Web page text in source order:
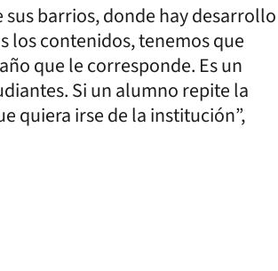
sus barrios, donde hay desarrollo
los contenidos, tenemos que
que le corresponde. Es un
Si un alumno repite la
quiera irse de la institución”,